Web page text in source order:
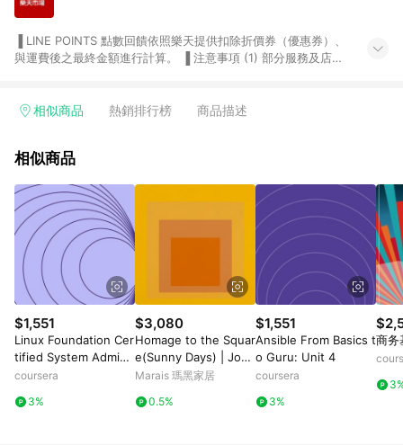
與運費後之最終金額進行計算。 ▐ 注意事項 (1) 部分服務及店家
Smart mobile、神腦生活、JS巨盛、樂天KOBO電子書，請詳閱
台灣樂天市場，並在同一瀏覽器於24小時內結帳，才享有 LINE
市場 45 天內完成訂單出貨及結帳，則不符合贈點資格。 (4) 如
使用APP、或中途瀏覽比價網、回饋網、Google等其他網頁、或
由網頁版(電腦版/手機版網頁)切換為App都將會造成追蹤中斷而
無法進行 LINE POINTS 回饋。 (5) LINE 購物為購物資訊整合性
平台，商品資料更新會有時間差，如顯示之商品規格、顏色、價
位、贈品與台灣樂天市場銷售網頁不符，以銷售網頁標示為準。
(6) 導購訂單已逾 365 天，根據台灣樂天回饋規定，逾期訂單將
不符合回饋資格。 (7) 若上述或其他原因，致使消費者無接收到
點數回饋或點數回饋有爭議，台灣樂天市場保有更改條款與法律
追訴之權利，活動詳情以樂天市場網站公告為準。
相似商品 熱銷排行榜 商品描述
相似商品
$1,551
Linux Foundation Cer
tified System Admini
strator (LFCS): Unit 3
coursera
3%
$3,080
Homage to the Squar
e(Sunny Days) | Jose
f Albers - 銀色鋁框-中
Marais 瑪黑家居
0.5%
$1,551
Ansible From Basics t
o Guru: Unit 4
coursera
3%
商务